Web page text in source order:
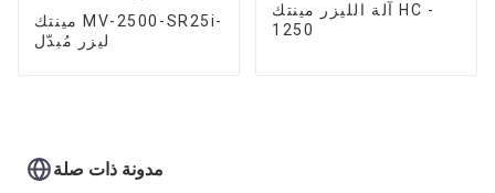
مينتك MV-2500-SR25i-
ليزر مُبدّل
آلة الليزر مينتك HC -
1250
مدونة ذات صلة